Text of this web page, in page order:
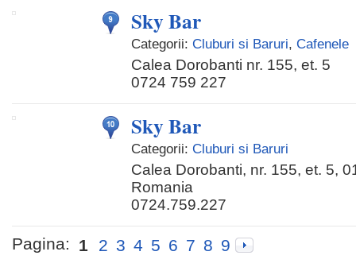
Sky Bar
Categorii: Cluburi si Baruri, Cafenele
Calea Dorobanti nr. 155, et. 5
0724 759 227
Sky Bar
Categorii: Cluburi si Baruri
Calea Dorobanti, nr. 155, et. 5,
Romania
0724.759.227
Pagina: 1 2 3 4 5 6 7 8 9